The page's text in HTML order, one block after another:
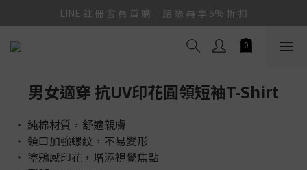
LINE 註 冊 會 員 首 購 ｜結 帳 再 享 5% 折 扣
男女適穿 抗UV印花圓領短袖T-Shirt
‧ 純棉材質，舒適親膚
‧ 領口加強螺紋，不易變形
‧ 塗鴉感印花，增添視覺焦點